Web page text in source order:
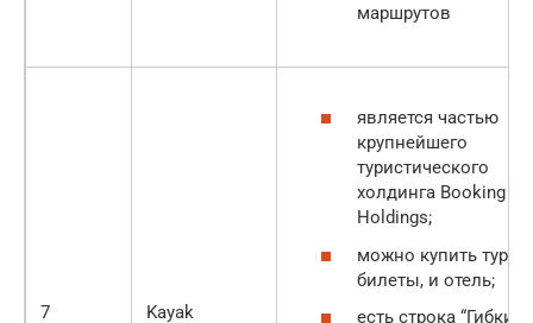
маршрутов
7 Kayak
является частью
крупнейшего
туристического
холдинга Booking
Holdings;
можно купить тур: и
билеты, и отель;
есть строка “Гибкие